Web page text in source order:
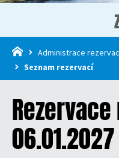
Administrace
Seznam rezervací
06.01.2027